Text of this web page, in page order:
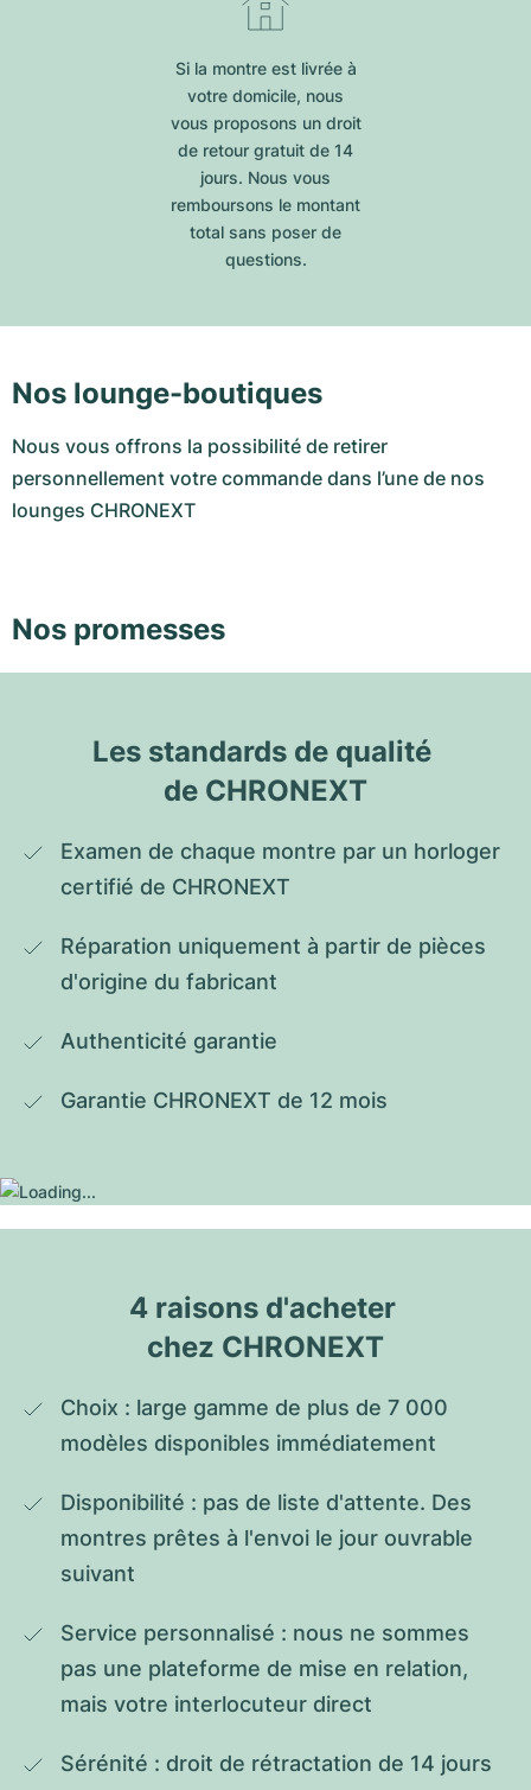
Si la montre est livrée à
votre domicile, nous
vous proposons un droit
de retour gratuit de 14
jours. Nous vous
remboursons le montant
total sans poser de
questions.
Nos lounge-boutiques
Nous vous offrons la possibilité de retirer
personnellement votre commande dans l’une de nos
lounges CHRONEXT
Nos promesses
Les standards de qualité
de CHRONEXT
Examen de chaque montre par un horloger
certifié de CHRONEXT
Réparation uniquement à partir de pièces
d'origine du fabricant
Authenticité garantie
Garantie CHRONEXT de 12 mois
4 raisons d'acheter
chez CHRONEXT
Choix : large gamme de plus de 7 000
modèles disponibles immédiatement
Disponibilité : pas de liste d'attente. Des
montres prêtes à l'envoi le jour ouvrable
suivant
Service personnalisé : nous ne sommes
pas une plateforme de mise en relation,
mais votre interlocuteur direct
Sérénité : droit de rétractation de 14 jours